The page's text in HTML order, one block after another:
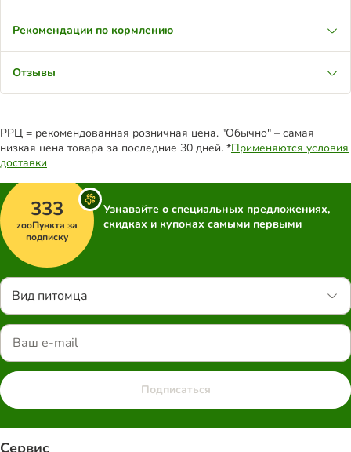
Рекомендации по кормлению
Отзывы
РРЦ = рекомендованная розничная цена. "Обычно" – самая
низкая цена товара за последние 30 дней. *Применяются условия
доставки
333
zooПункта за
подписку
Узнавайте о специальных предложениях,
скидках и купонах самыми первыми
Вид питомца
Подписаться
Сервис